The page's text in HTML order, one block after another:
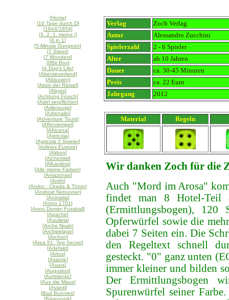
[Home]
[10 Tage durch D]
[1844/1854]
[3..2..1..meins !]
[4 in 1]
[5-Minute Dungeon]
[7 Steps]
[7 Wonders]
[8Bit Box]
[A Dog's Life]
[Abenteuerland]
[Abluxxen]
[Abtei der Rätsel]
[Abyss]
[Achtung Frosch]
[Adel verpflichtet]
[Adlerauge]
[Adrenalin]
[Adventure Tours]
[Affentempel]
[Africana]
[Agricola]
[Agricola 2 Spieler]
[Airlines Europe]
[Akkon]
[Alchemist]
[Alhambra]
[Alle meine Farben]
[Amazonas]
[Ankh]
[Andor - Chada & Thorn]
[Android Netrunner]
[Animalia]
[Anno 1701]
[Anno Domini Fussball]
[Apache]
[Aquileia]
[Arche Noah]
[Archipelago]
[Archon]
[Area 51: Top Secret]
[Artefakt]
[Artus]
[Asante]
[Asara]
[Augustus]
[Aurimentic]
[Aus die Maus]
[Avanti]
[Bad Bunnies]
[Bärenpark]
Verlag
Zoch Verlag
Autor
Alessandro Zucchini
Spielerzahl
2 - 6 Spieler
Alter
ab 10 Jahren
Dauer
ca. 30-45 Minuten
Preis
ca. 22 Euro
Jahrgang
2012
Material Regeln
Wir danken Zoch für die
Auch "Mord im Arosa"
findet man 8 Hotel-Teil
(Ermittlungsbogen), 120
Opferwürfel sowie die
dabei 7 Seiten ein. Die
den Regeltext schnell
gesteckt. "0" ganz unten
immer kleiner und bilden
Der Ermittlungsbogen
Spurenwürfel seiner